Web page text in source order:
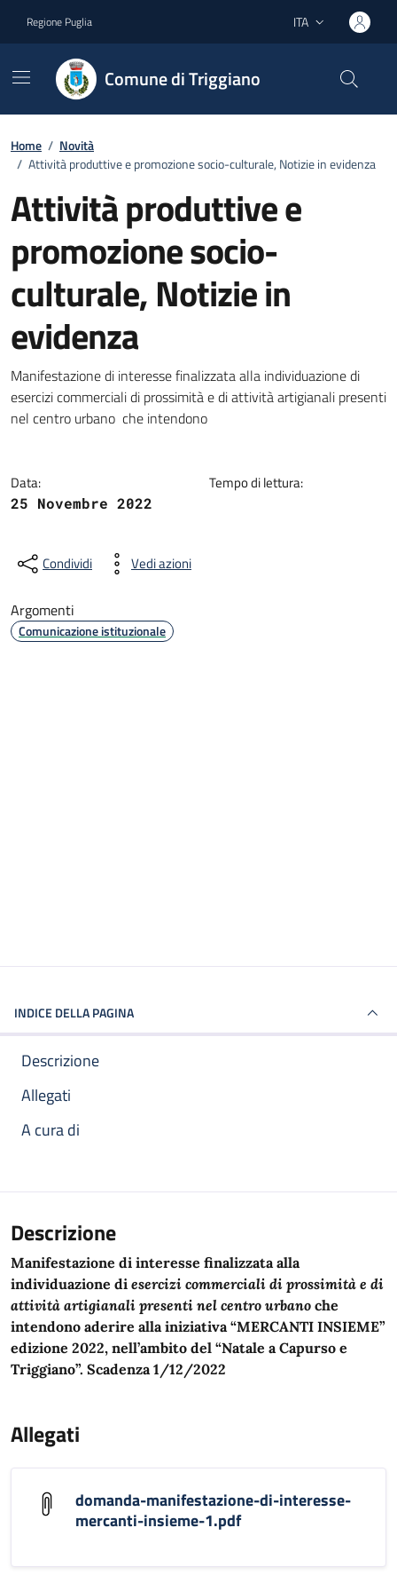
Regione Puglia Lingua attiva:
ITA
Comune di Triggiano
Home / Novità
/ Attività produttive e promozione socio-culturale, Notizie in evidenza
Attività produttive e
promozione socio-
culturale, Notizie in
evidenza
Dettagli della notizia
Manifestazione di interesse finalizzata alla individuazione di
esercizi commerciali di prossimità e di attività artigianali presenti
nel centro urbano che intendono
Data:
25 Novembre 2022
Tempo di lettura:
Condividi Vedi azioni
Argomenti
Comunicazione istituzionale
INDICE DELLA PAGINA
Descrizione
Allegati
A cura di
Descrizione
Manifestazione di interesse finalizzata alla
individuazione di esercizi commerciali di prossimità e di
attività artigianali presenti nel centro urbano che
intendono aderire alla iniziativa “MERCANTI INSIEME”
edizione 2022, nell’ambito del “Natale a Capurso e
Triggiano”. Scadenza 1/12/2022
Allegati
domanda-manifestazione-di-interesse-
mercanti-insieme-1.pdf